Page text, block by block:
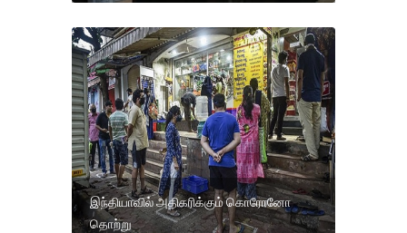
இந்தியாவில் அதிகரிக்கும் கொரோனோ
தொற்று